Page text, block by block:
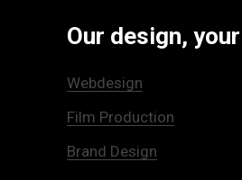
Our design,
Webdesign
Film Production
Brand Design